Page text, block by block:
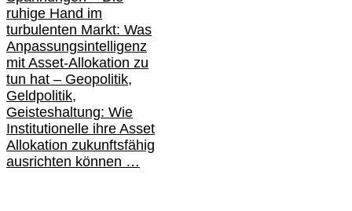
ruhige Hand im
turbulenten Markt: Was
Anpassungsintelligenz
mit Asset-Allokation zu
tun hat – Geopolitik,
Geldpolitik,
Geisteshaltung: Wie
Institutionelle ihre Asset
Allokation zukunftsfähig
ausrichten können …